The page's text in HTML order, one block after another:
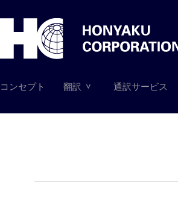
コンセプト 翻訳 通訳サービス